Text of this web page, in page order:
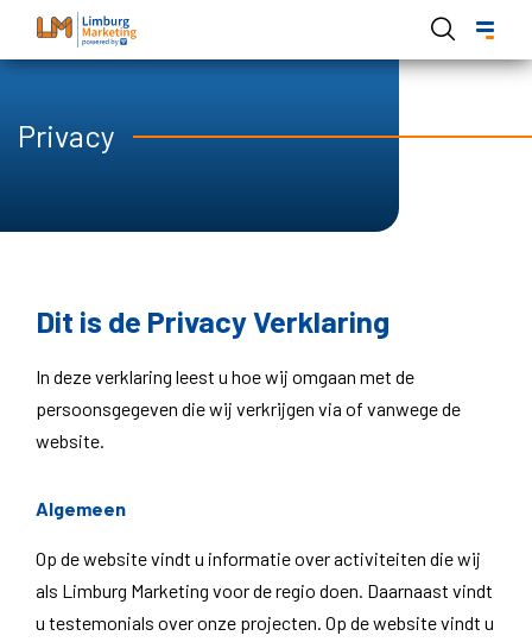
Overslaan
inhoud
Privacy
Dit is de Privacy Verklaring
In deze verklaring leest u hoe wij omgaan met de
persoonsgegeven die wij verkrijgen via of vanwege de
website.
Algemeen
Op de website vindt u informatie over activiteiten die wij
als Limburg Marketing voor de regio doen. Daarnaast vindt
u testemonials over onze projecten. Op de website vindt u